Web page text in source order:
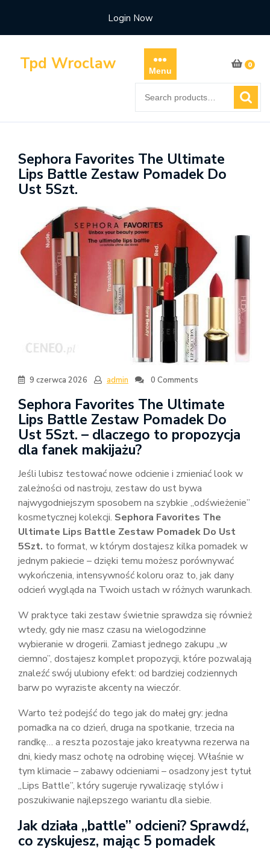
content
Login Now
Tpd Wroclaw Menu
0
for:
Sephora Favorites The Ultimate
Lips Battle Zestaw Pomadek Do
Ust 5Szt.
9 czerwca 2026 admin 0 Comments
Sephora Favorites The Ultimate
Lips Battle Zestaw Pomadek Do
Ust 5Szt. – dlaczego to propozycja
dla fanek makijażu?
Jeśli lubisz testować nowe odcienie i zmieniać look w
zależności od nastroju, zestaw do ust bywa
najwygodniejszym sposobem na szybkie „odświeżenie”
kosmetycznej kolekcji. Sephora Favorites The
Ultimate Lips Battle Zestaw Pomadek Do Ust
5Szt. to format, w którym dostajesz kilka pomadek w
jednym pakiecie – dzięki temu możesz porównywać
wykończenia, intensywność koloru oraz to, jak dany
odcień wygląda na Twoich ustach w różnych warunkach.
W praktyce taki zestaw świetnie sprawdza się również
wtedy, gdy nie masz czasu na wielogodzinne
wybieranie w drogerii. Zamiast jednego zakupu „w
ciemno”, dostajesz komplet propozycji, które pozwalają
znaleźć swój ulubiony efekt: od bardziej codziennych
barw po wyraziste akcenty na wieczór.
Warto też podejść do tego jak do małej gry: jedna
pomadka na co dzień, druga na spotkanie, trzecia na
randkę… a reszta pozostaje jako kreatywna rezerwa na
dni, kiedy masz ochotę na odrobinę więcej. Właśnie w
tym klimacie – zabawy odcieniami – osadzony jest tytuł
„Lips Battle”, który sugeruje rywalizację stylów i
poszukiwanie najlepszego wariantu dla siebie.
Jak działa „battle” odcieni? Sprawdź,
co zyskujesz, mając 5 pomadek